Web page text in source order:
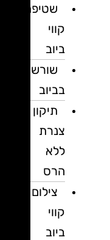
שטיפת
קווי
ביוב
שורשים
בביוב
תיקון
צנרת
ללא
הרס
צילום
קווי
ביוב